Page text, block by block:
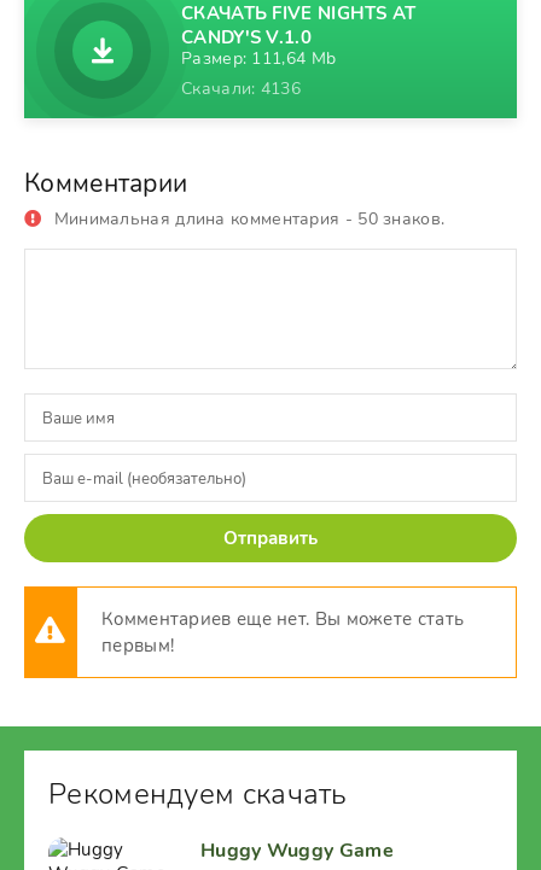
СКАЧАТЬ FIVE NIGHTS AT
CANDY'S V.1.0
Размер: 111,64 Mb
Скачали: 4136
Комментарии
Минимальная длина комментария - 50 знаков.
Отправить
Комментариев еще нет. Вы можете стать
первым!
Рекомендуем скачать
Huggy Wuggy Game